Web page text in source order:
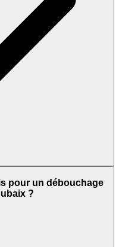
pour un débouchage
?